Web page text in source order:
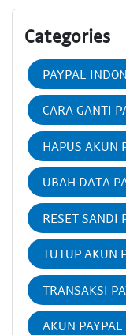
Categories
PAYPAL
CARA GANTI
HAPUS AKUN
UBAH DATA
RESET SANDI
TUTUP AKUN
TRANSAKSI
AKUN